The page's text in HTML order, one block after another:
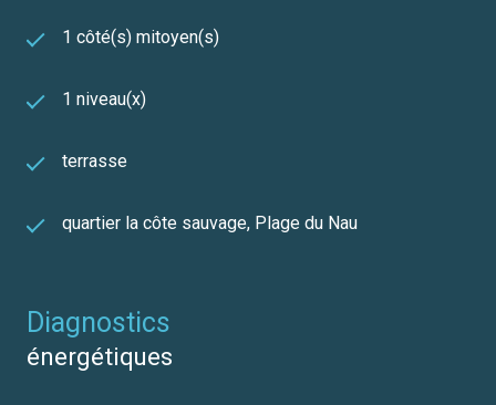
1 côté(s) mitoyen(s)
1 niveau(x)
terrasse
quartier la côte sauvage, Plage du Nau
diagnostics
énergétiques